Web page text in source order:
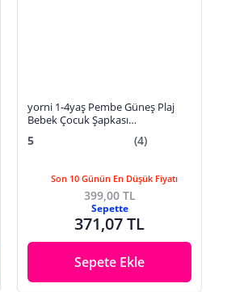
yorni 1-4yaş Pembe Güneş Plaj
Bebek Çocuk Şapkası
Yıkanabilir Ütülenebilir, Astarlı
5 (4)
Son 10 Günün En Düşük Fiyatı
399,00 TL
Sepette
371,07 TL
Sepete Ekle